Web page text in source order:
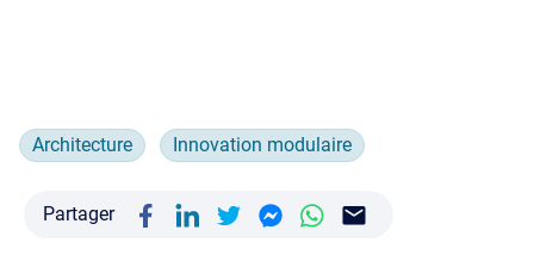
Architecture Innovation modulaire
Partager